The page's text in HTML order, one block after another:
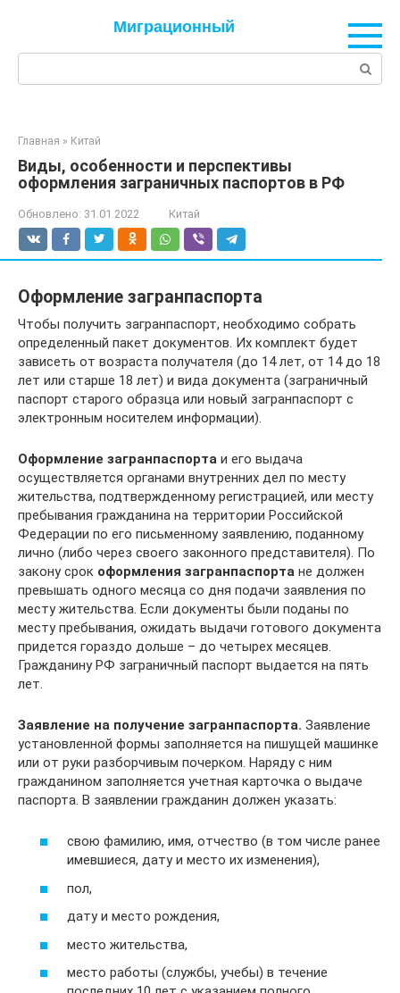
Миграционный
Главная » Китай
Виды, особенности и перспективы
оформления заграничных паспортов в РФ
Обновлено: 31.01.2022 Китай
Оформление загранпаспорта
Чтобы получить загранпаспорт, необходимо собрать
определенный пакет документов. Их комплект будет
зависеть от возраста получателя (до 14 лет, от 14 до 18
лет или старше 18 лет) и вида документа (заграничный
паспорт старого образца или новый загранпаспорт с
электронным носителем информации).
Оформление загранпаспорта и его выдача
осуществляется органами внутренних дел по месту
жительства, подтвержденному регистрацией, или месту
пребывания гражданина на территории Российской
Федерации по его письменному заявлению, поданному
лично (либо через своего законного представителя). По
закону срок оформления загранпаспорта не должен
превышать одного месяца со дня подачи заявления по
месту жительства. Если документы были поданы по
месту пребывания, ожидать выдачи готового документа
придется гораздо дольше – до четырех месяцев.
Гражданину РФ заграничный паспорт выдается на пять
лет.
Заявление на получение загранпаспорта. Заявление
установленной формы заполняется на пишущей машинке
или от руки разборчивым почерком. Наряду с ним
гражданином заполняется учетная карточка о выдаче
паспорта. В заявлении гражданин должен указать:
свою фамилию, имя, отчество (в том числе ранее
имевшиеся, дату и место их изменения),
пол,
дату и место рождения,
место жительства,
место работы (службы, учебы) в течение